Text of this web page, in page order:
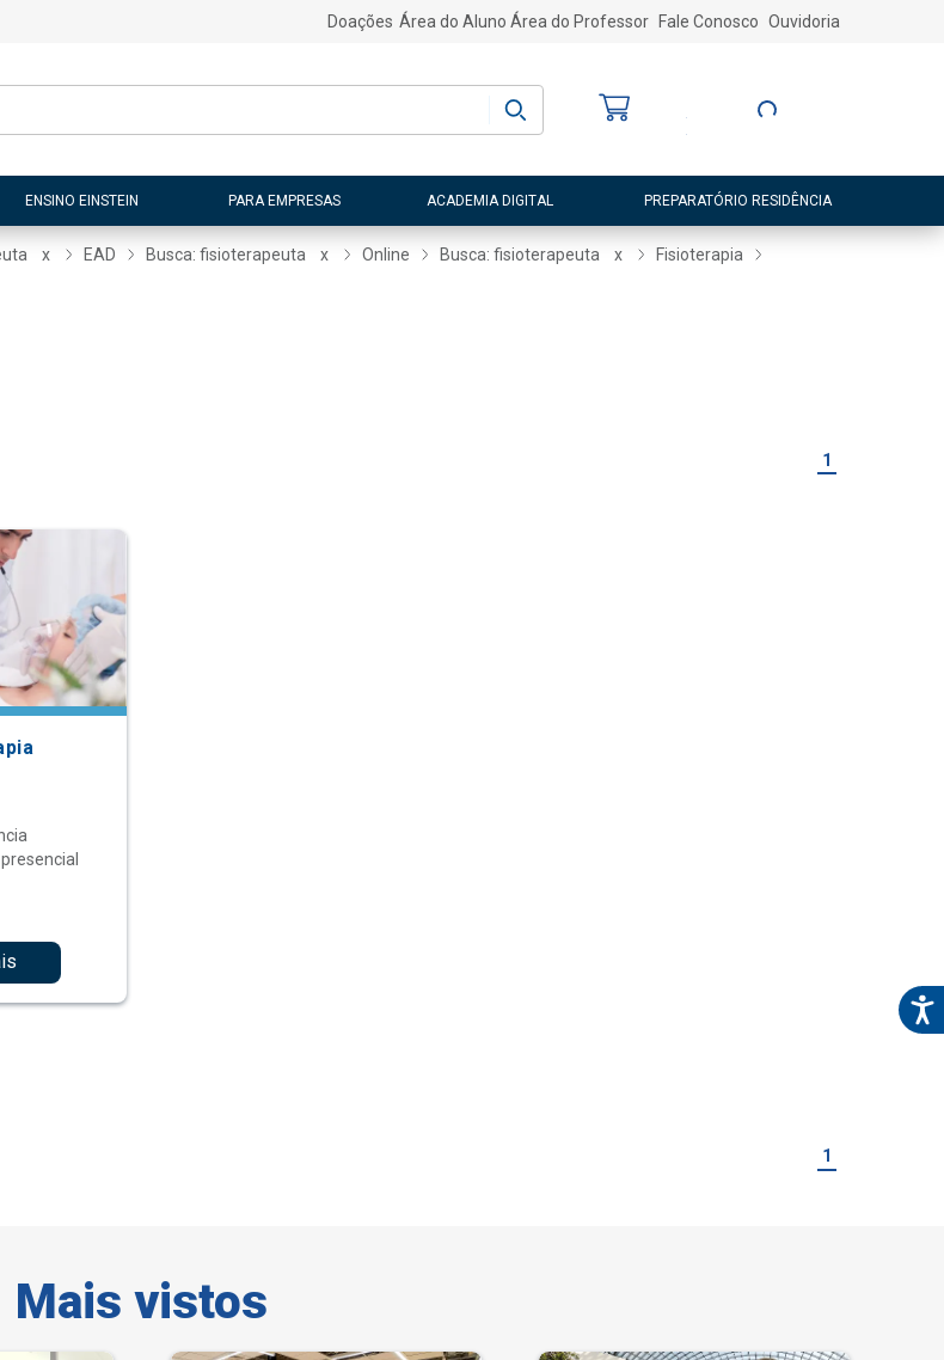
Doações Área do Aluno Área do Professor Fale Conosco Ouvidoria
Entre ou Cadastre-
ENSINO EINSTEIN PARA EMPRESAS ACADEMIA DIGITAL PREPARATÓRIO RESIDÊNCIA
x EAD Busca: fisioterapeuta x Online Busca: fisioterapeuta x
Fisioterapia
1
1
Mais vistos